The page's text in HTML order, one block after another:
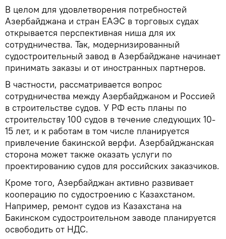
В целом для удовлетворения потребностей
Азербайджана и стран ЕАЭС в торговых судах
открывается перспективная ниша для их
сотрудничества. Так, модернизированный
судостроительный завод в Азербайджане начинает
принимать заказы и от иностранных партнеров.
В частности, рассматривается вопрос
сотрудничества между Азербайджаном и Россией
в строительстве судов. У РФ есть планы по
строительству 100 судов в течение следующих 10-
15 лет, и к работам в том числе планируется
привлечение бакинской верфи. Азербайджанская
сторона может также оказать услуги по
проектированию судов для российских заказчиков.
Кроме того, Азербайджан активно развивает
кооперацию по судостроению с Казахстаном.
Например, ремонт судов из Казахстана на
Бакинском судостроительном заводе планируется
освободить от НДС.